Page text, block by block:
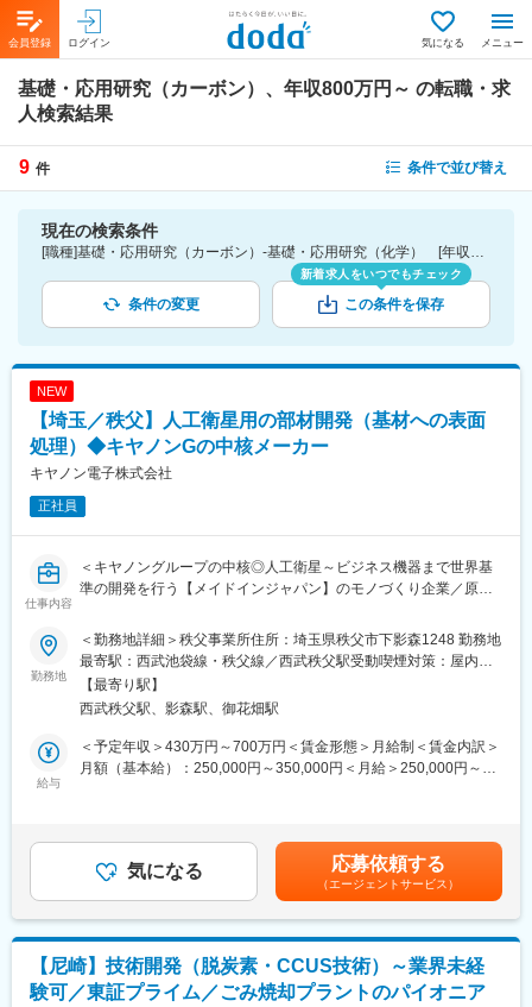
会員登録 ログイン 気になる メニュー
基礎・応用研究（カーボン）、年収800万円～ の転職・求
人検索結果
9 件 条件で並び替え
現在の検索条件
[職種]基礎・応用研究（カーボン）-基礎・応用研究（化学） [年収]800万円～
条件の変更
新着求人をいつでもチェック
この条件を保存
NEW
【埼玉／秩父】人工衛星用の部材開発（基材への表面
処理）◆キヤノンGの中核メーカー
キヤノン電子株式会社
正社員
仕事内容
＜キヤノングループの中核◎人工衛星～ビジネス機器まで世界基
準の開発を行う【メイドインジャパン】のモノづくり企業／原則
■概要：
当社は、キヤノングループの中核企業として、人工衛星やビジネ
ス機器などの「開発」「生産」「販売」を行うメーカーです。今
回のポジションでは、表面処理技術を応用した製品の開発強化を
お任せいたします。
・その他、表面処理を応用した製品開発のフォロー
・特許、報告書などの作成
員参加型でモノづくりの基本精神を守ることにより、工場の直行
率99.85％という驚異の生産力を実現しています。それにより、国
産初の製品や売上シェアNo.1を誇る製品も生み出しています。
勤務地
＜勤務地詳細＞秩父事業所住所：埼玉県秩父市下影森1248 勤務地
最寄駅：西武池袋線・秩父線／西武秩父駅受動喫煙対策：屋内全
面禁煙変更の範囲：会社の定める事業所
【最寄り駅】
西武秩父駅、影森駅、御花畑駅
給与
＜予定年収＞430万円～700万円＜賃金形態＞月給制＜賃金内訳＞
月額（基本給）：250,000円～350,000円＜月給＞250,000円～
であり、選考を通じて上下する可能性があります。月給(月額)は固
定手当を含めた表記です。
気になる 応募依頼する
（エージェントサービス）
【尼崎】技術開発（脱炭素・CCUS技術）～業界未経
験可／東証プライム／ごみ焼却プラントのパイオニア